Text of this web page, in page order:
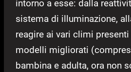
intorno a esse: dalla
sistema di illuminazione,
reagire ai vari climi
modelli migliorati
bambina e adulta, ora non